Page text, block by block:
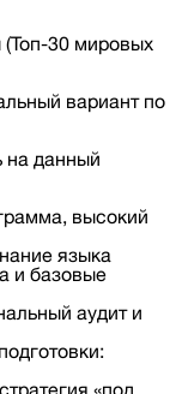
30 мировых
вариант по
на данный
высокий
языка
и базовые
аудит и